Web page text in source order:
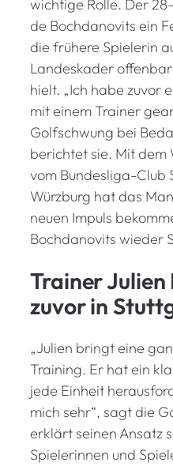
wichtige Rolle. Der
de Bochdanovits ein
die frühere Spielerin
Landeskader
hielt. „Ich habe zuvor
mit einem Trainer
Golfschwung bei
berichtet sie. Mit dem
vom Bundesliga-Club
Würzburg hat das
neuen Impuls
Bochdanovits wieder
Trainer
zuvor in
„Julien bringt eine
Training. Er hat ein
jede Einheit
mich sehr“, sagt die
erklärt seinen Ansatz
Spielerinnen und